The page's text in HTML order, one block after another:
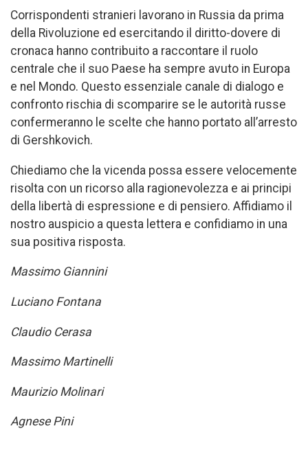
Corrispondenti stranieri lavorano in Russia da prima
della Rivoluzione ed esercitando il diritto-dovere di
cronaca hanno contribuito a raccontare il ruolo
centrale che il suo Paese ha sempre avuto in Europa
e nel Mondo. Questo essenziale canale di dialogo e
confronto rischia di scomparire se le autorità russe
confermeranno le scelte che hanno portato all’arresto
di Gershkovich.
Chiediamo che la vicenda possa essere velocemente
risolta con un ricorso alla ragionevolezza e ai principi
della libertà di espressione e di pensiero. Affidiamo il
nostro auspicio a questa lettera e confidiamo in una
sua positiva risposta.
Massimo Giannini
Luciano Fontana
Claudio Cerasa
Massimo Martinelli
Maurizio Molinari
Agnese Pini